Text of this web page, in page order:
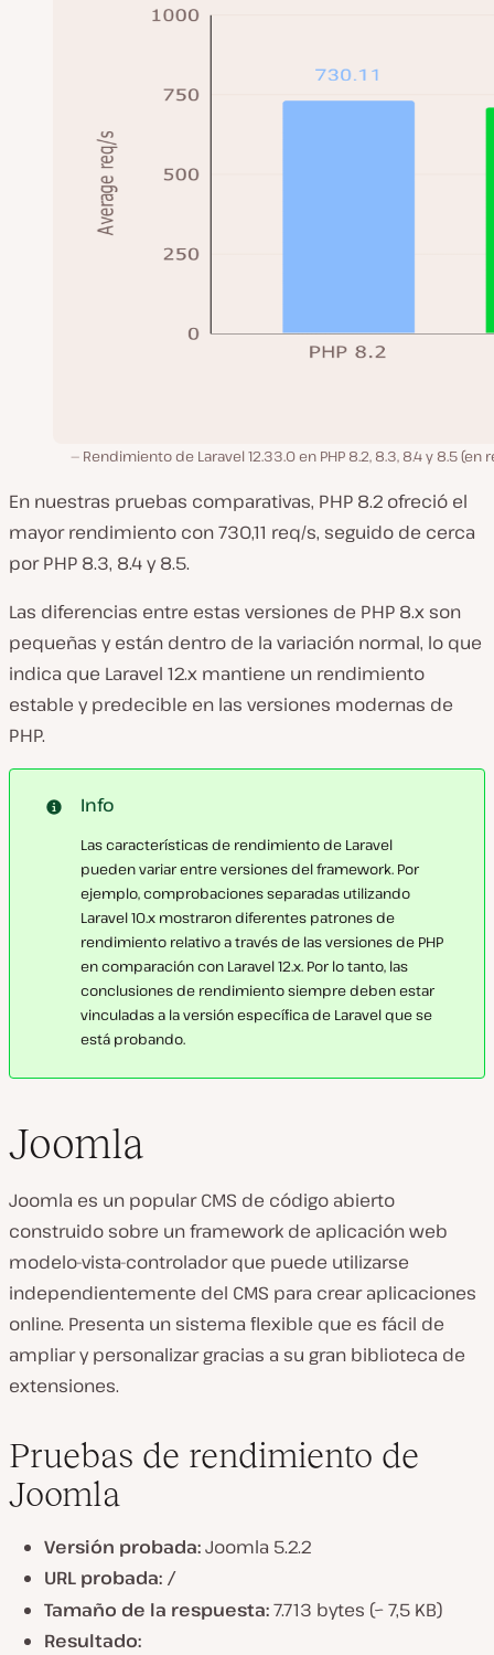
Rendimiento de Laravel 12.33.0 en PHP 8.2, 8.3, 8.4 y 8.5 (en
En nuestras pruebas comparativas, PHP 8.2 ofreció el
mayor rendimiento con 730,11 req/s, seguido de cerca
por PHP 8.3, 8.4 y 8.5.
Las diferencias entre estas versiones de PHP 8.x son
pequeñas y están dentro de la variación normal, lo que
indica que Laravel 12.x mantiene un rendimiento
estable y predecible en las versiones modernas de
PHP.
Info
Las características de rendimiento de Laravel
pueden variar entre versiones del framework. Por
ejemplo, comprobaciones separadas utilizando
Laravel 10.x mostraron diferentes patrones de
rendimiento relativo a través de las versiones de PHP
en comparación con Laravel 12.x. Por lo tanto, las
conclusiones de rendimiento siempre deben estar
vinculadas a la versión específica de Laravel que se
está probando.
Joomla
Joomla es un popular CMS de código abierto
construido sobre un framework de aplicación web
modelo-vista-controlador que puede utilizarse
independientemente del CMS para crear aplicaciones
online. Presenta un sistema flexible que es fácil de
ampliar y personalizar gracias a su gran biblioteca de
extensiones.
Pruebas de rendimiento de
Joomla
Versión probada:Joomla 5.2.2
URL probada: /
Tamaño de la respuesta:7.713 bytes (~ 7,5 KB)
Resultado: